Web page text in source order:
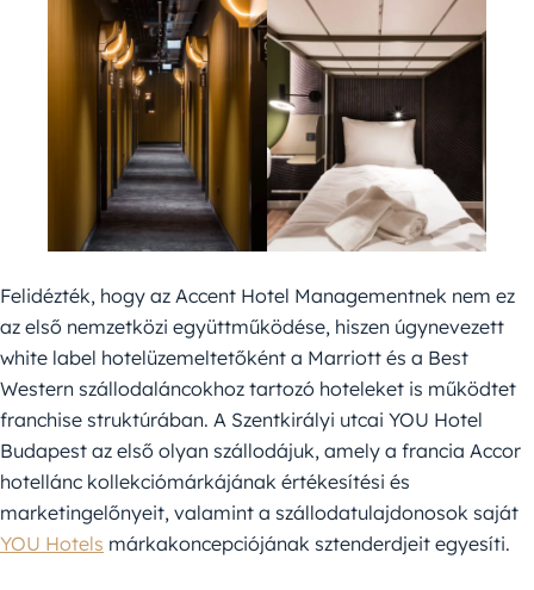
Felidézték, hogy az Accent Hotel Managementnek nem ez
az első nemzetközi együttműködése, hiszen úgynevezett
white label hotelüzemeltetőként a Marriott és a Best
Western szállodaláncokhoz tartozó hoteleket is működtet
franchise struktúrában. A Szentkirályi utcai YOU Hotel
Budapest az első olyan szállodájuk, amely a francia Accor
hotellánc kollekciómárkájának értékesítési és
marketingelőnyeit, valamint a szállodatulajdonosok saját
YOU Hotels márkakoncepciójának sztenderdjeit egyesíti.